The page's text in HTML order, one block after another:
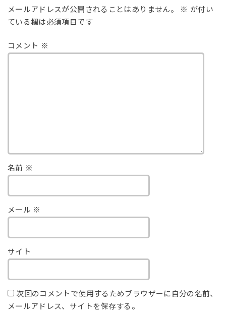
メールアドレスが公開されることはありません。 ※ が付い
ている欄は必須項目です
コメント ※
名前 ※
メール ※
サイト
次回のコメントで使用するためブラウザーに自分の名前、
メールアドレス、サイトを保存する。